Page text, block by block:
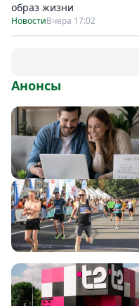
образ жизни
НовостиВчера 17:02
Анонсы